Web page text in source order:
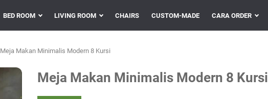
BED ROOM LIVING ROOM CHAIRS CUSTOM-MADE CARA ORDER
Meja Makan Minimalis Modern 8 Kursi
Meja Makan Minimalis Modern 8 Kursi